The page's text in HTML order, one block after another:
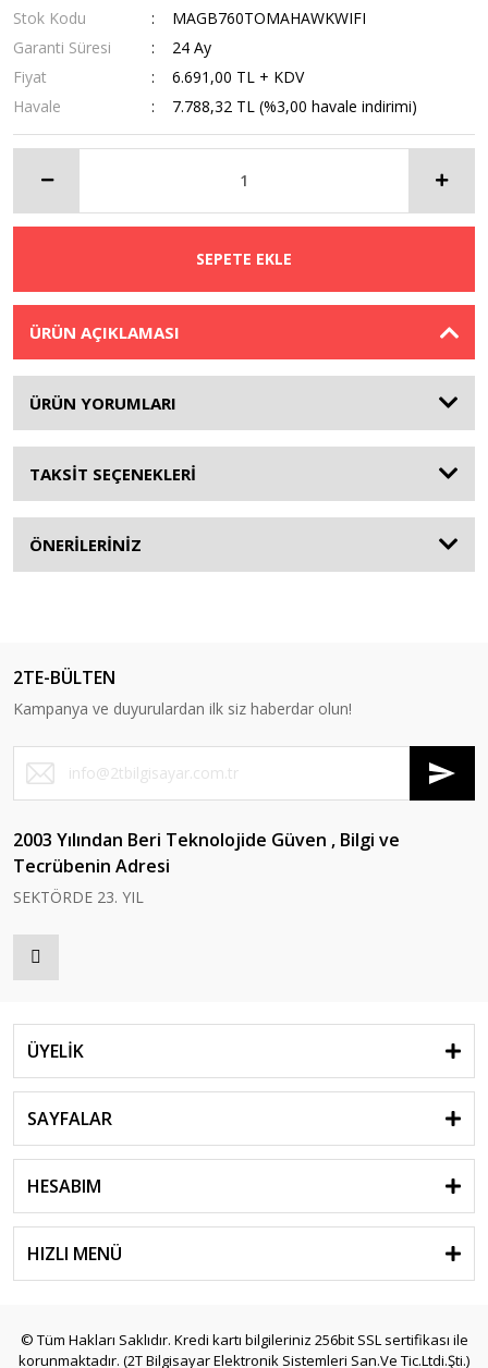
Stok Kodu
MAGB760TOMAHAWKWIFI
Garanti Süresi
24 Ay
Fiyat
6.691,00 TL + KDV
Havale
7.788,32 TL (%3,00 havale indirimi)
SEPETE EKLE
ÜRÜN AÇIKLAMASI
ÜRÜN YORUMLARI
TAKSİT SEÇENEKLERİ
ÖNERİLERİNİZ
2TE-BÜLTEN
Kampanya ve duyurulardan ilk siz haberdar olun!
2003 Yılından Beri Teknolojide Güven , Bilgi ve
Tecrübenin Adresi
SEKTÖRDE 23. YIL
ÜYELİK
SAYFALAR
HESABIM
HIZLI MENÜ
© Tüm Hakları Saklıdır. Kredi kartı bilgileriniz 256bit SSL sertifikası ile
korunmaktadır. (2T Bilgisayar Elektronik Sistemleri San.Ve Tic.Ltdi.Şti.)